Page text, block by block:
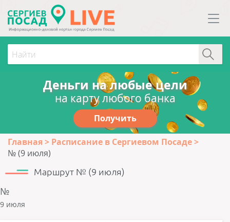
Деньги на любые цели
на карту любого банка
Получить
Главная
Расписание в Сергиевом Посаде
№ (9 июля)
Маршрут № (9 июля)
№
9 июля